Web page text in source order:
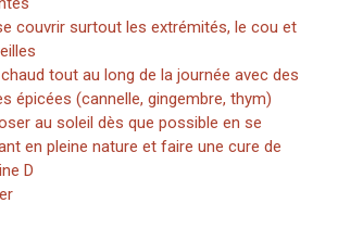
couvrir surtout les extrémités, le cou et
tout au long de la journée avec des
épicées (cannelle, gingembre, thym)
au soleil dès que possible en se
en pleine nature et faire une cure de
D